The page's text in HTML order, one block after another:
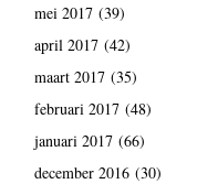
mei 2017(39)
april 2017(42)
maart 2017(35)
februari 2017(48)
januari 2017(66)
december 2016(30)